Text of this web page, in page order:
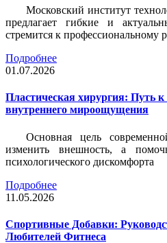
Московский институт
предлагает гибкие и
стремится к профессиональному
Подробнее
01.07.2026
Пластическая хирургия: Путь
внутреннего мироощущения
Основная цель
изменить внешность, а
психологического дискомфорта
Подробнее
11.05.2026
Спортивные Добавки:
Любителей Фитнеса